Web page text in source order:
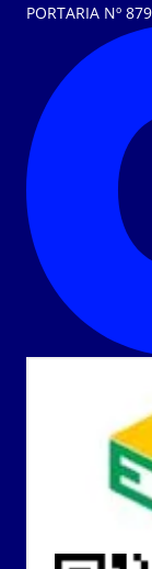
PORTARIA Nº